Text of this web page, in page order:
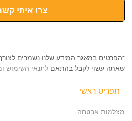
צרו איתי
*הפרטים במאגר המידע שלנו נשמרים
שאתה עשוי לקבל בהתאם לתנאי השימוש
תפריט ראשי
מצלמות אבטחה